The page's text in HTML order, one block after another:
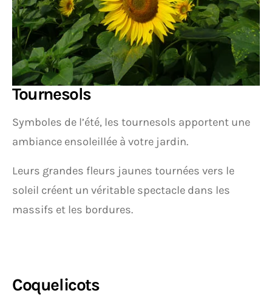
Tournesols
Symboles de l’été, les tournesols apportent une
ambiance ensoleillée à votre jardin.
Leurs grandes fleurs jaunes tournées vers le
soleil créent un véritable spectacle dans les
massifs et les bordures.
Coquelicots